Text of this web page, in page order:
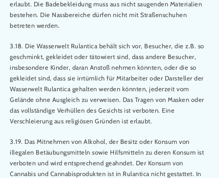
erlaubt. Die Badebekleidung muss aus nicht saugenden Materialien
bestehen. Die Nassbereiche dürfen nicht mit Straßenschuhen
betreten werden.
3.18. Die Wasserwelt Rulantica behält sich vor, Besucher, die z.B. so
geschminkt, gekleidet oder tätowiert sind, dass andere Besucher,
insbesondere Kinder, daran Anstoß nehmen könnten, oder die so
gekleidet sind, dass sie irrtümlich für Mitarbeiter oder Darsteller der
Wasserwelt Rulantica gehalten werden könnten, jederzeit vom
Gelände ohne Ausgleich zu verweisen. Das Tragen von Masken oder
das vollständige Verhüllen des Gesichts ist verboten. Eine
Verschleierung aus religiösen Gründen ist erlaubt.
3.19. Das Mitnehmen von Alkohol, der Besitz oder Konsum von
illegalen Betäubungsmitteln sowie Hilfsmitteln zu deren Konsum ist
verboten und wird entsprechend geahndet. Der Konsum von
Cannabis und Cannabisprodukten ist in Rulantica nicht gestattet. In